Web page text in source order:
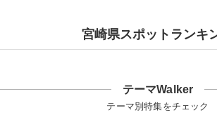
宮崎県スポットランキ
テーマWalker
テーマ別特集をチェック